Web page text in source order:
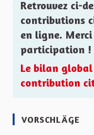
Retrouvez ci-
contributions
en ligne.
participation !
Le bilan
contribution
VORSCHLÄGE